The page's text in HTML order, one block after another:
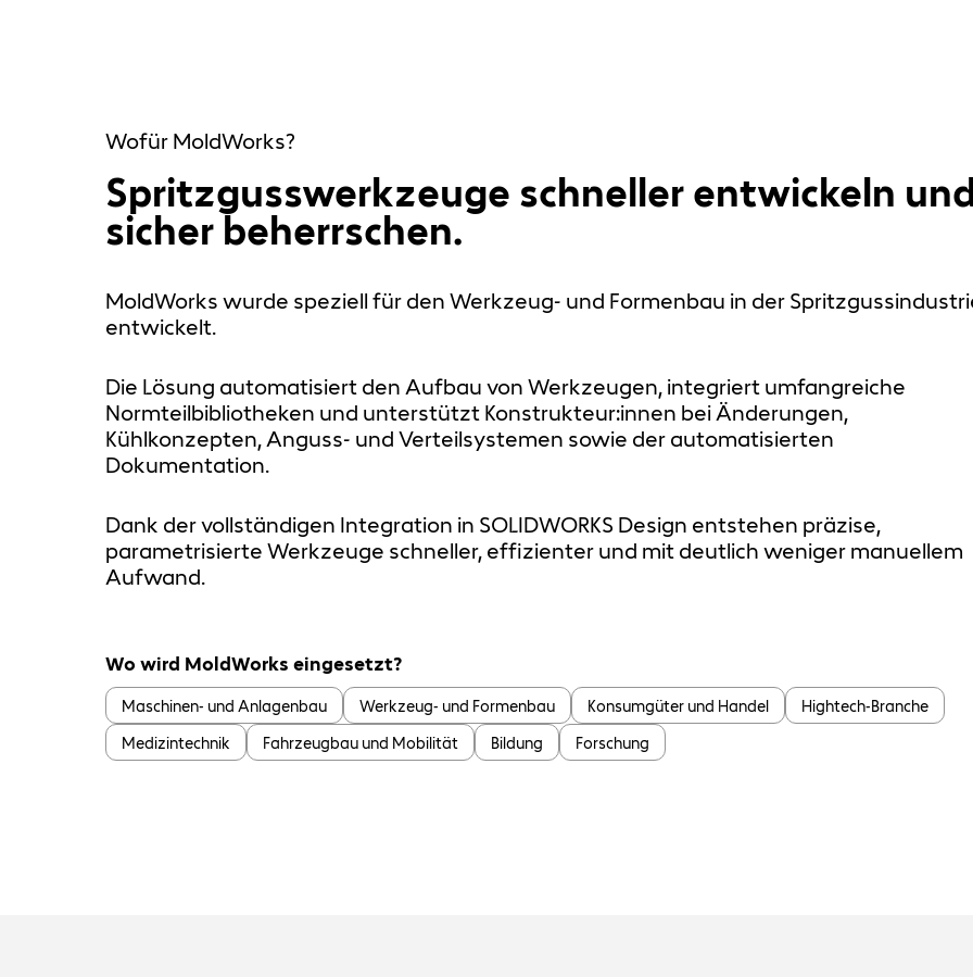
Wofür MoldWorks?
Spritzgusswerkzeuge schneller entwickeln
sicher beherrschen.
MoldWorks wurde speziell für den Werkzeug- und Formenbau in der
entwickelt.
Die Lösung automatisiert den Aufbau von Werkzeugen, integriert umfangreiche
Normteilbibliotheken und unterstützt Konstrukteur:innen bei Änderungen,
Kühlkonzepten, Anguss- und Verteilsystemen sowie der automatisierten
Dokumentation.
Dank der vollständigen Integration in SOLIDWORKS Design entstehen präzise,
parametrisierte Werkzeuge schneller, effizienter und mit deutlich weniger manuellem
Aufwand.
Wo wird MoldWorks eingesetzt?
Maschinen- und Anlagenbau Werkzeug- und Formenbau Konsumgüter und Handel
Hightech-Branche
Medizintechnik
Fahrzeugbau und Mobilität Bildung Forschung